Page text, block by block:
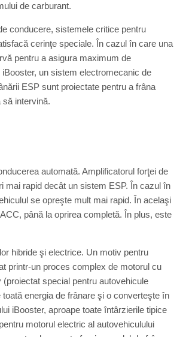
de carburant.
conducere, sistemele critice pentru
cerinţe speciale. În cazul în care una
pentru a asigura maximum de
un sistem electromecanic de
ESP sunt proiectate pentru a frâna
să intervină.
automată. Amplificatorul forţei de
mai rapid decât un sistem ESP. În cazul în
se opreşte mult mai rapid. În acelaşi
până la oprirea completă. În plus, este
hibride şi electrice. Un motiv pentru
printr-un proces complex de motorul cu
special pentru autovehicule
energia de frânare şi o converteşte în
iBooster, aproape toate întârzierile tipice
motorul electric al autovehiculului